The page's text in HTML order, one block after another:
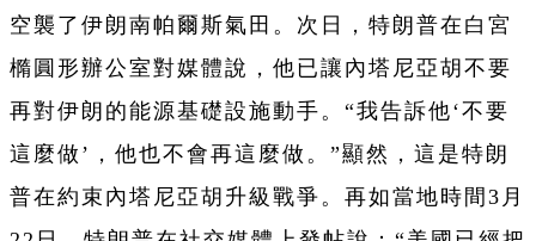
空襲了伊朗南帕爾斯氣田。次日，特朗普在白宮
橢圓形辦公室對媒體說，他已讓內塔尼亞胡不要
再對伊朗的能源基礎設施動手。“我告訴他‘不要
這麼做’，他也不會再這麼做。”顯然，這是特朗
普在約束內塔尼亞胡升級戰爭。再如當地時間3月